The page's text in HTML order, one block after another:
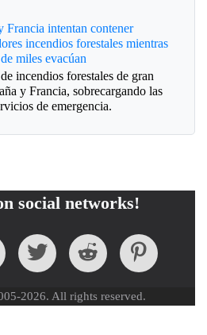
Francia intentan contener
incendios forestales mientras
miles evacúan
incendios forestales de gran
y Francia, sobrecargando las
de emergencia.
social networks!
2026. All rights reserved.